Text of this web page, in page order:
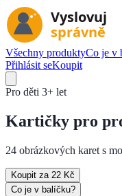
Všechny produktyCo je v
Přihlásit seKoupit
Pro děti 3+ let
Kartičky pro
24 obrázkových karet s
Koupit za 22 Kč
Co je v balíčku?